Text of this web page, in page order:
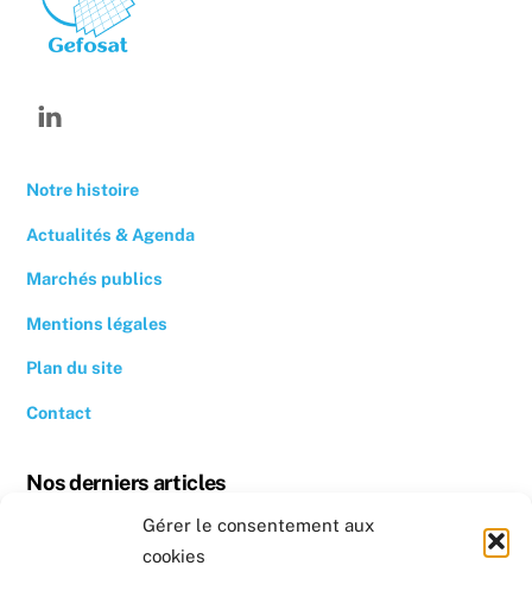
Gérer le consentement aux
cookies
Notre histoire
Actualités & Agenda
Marchés publics
Mentions légales
Plan du site
Contact
Nos derniers articles
Revoir la conférence « Quand se chauffer devient un luxe »